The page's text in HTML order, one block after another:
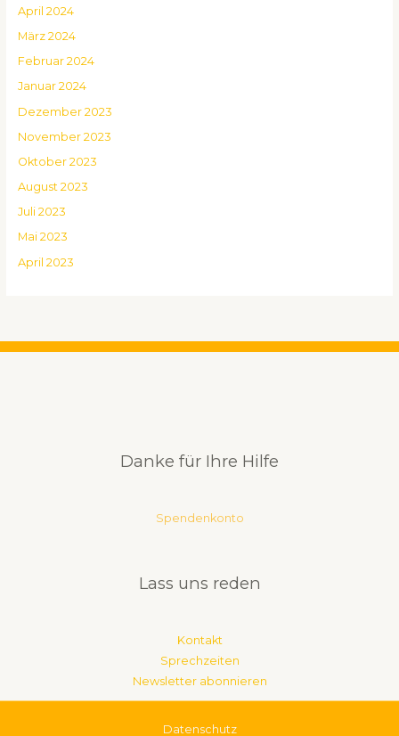
April 2024
März 2024
Februar 2024
Januar 2024
Dezember 2023
November 2023
Oktober 2023
August 2023
Juli 2023
Mai 2023
April 2023
Danke für Ihre Hilfe
Spendenkonto
Lass uns reden
Kontakt
Sprechzeiten
Newsletter abonnieren
Datenschutz